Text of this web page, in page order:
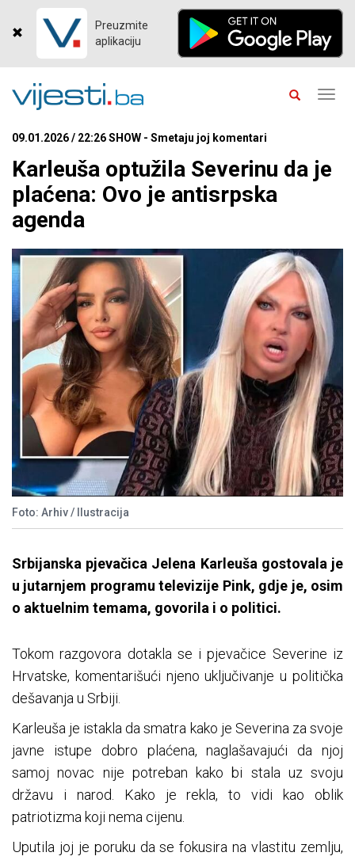
Preuzmite
aplikaciju
09.01.2026 / 22:26 SHOW - Smetaju joj komentari
Karleuša optužila Severinu da je
plaćena: Ovo je antisrpska
agenda
Foto: Arhiv / Ilustracija
Srbijanska pjevačica Jelena Karleuša gostovala je
u jutarnjem programu televizije Pink, gdje je, osim
o aktuelnim temama, govorila i o politici.
Tokom razgovora dotakla se i pjevačice Severine iz
Hrvatske, komentarišući njeno uključivanje u politička
dešavanja u Srbiji.
Karleuša je istakla da smatra kako je Severina za svoje
javne istupe dobro plaćena, naglašavajući da njoj
samoj novac nije potreban kako bi stala uz svoju
državu i narod. Kako je rekla, to vidi kao oblik
patriotizma koji nema cijenu.
Uputila joj je poruku da se fokusira na vlastitu zemlju,